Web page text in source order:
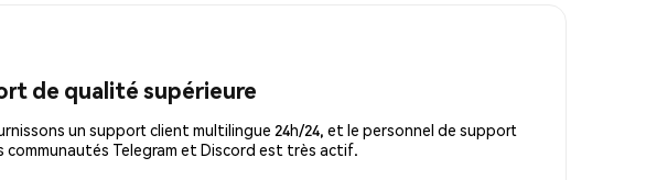
de qualité supérieure
un support client multilingue 24h/24, et le personnel de support
communautés Telegram et Discord est très actif.